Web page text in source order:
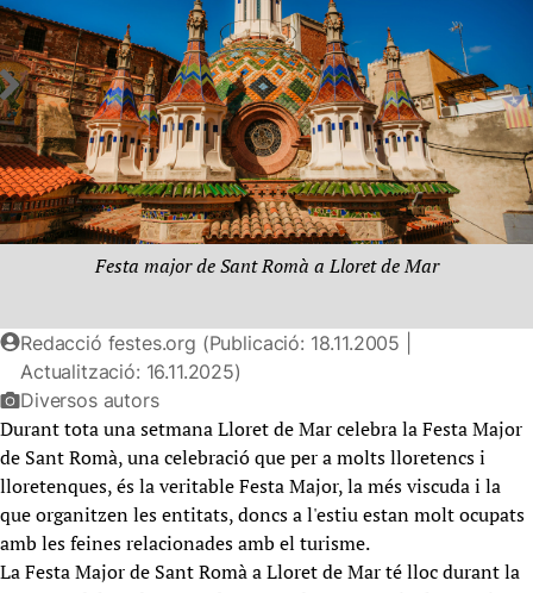
Festa major de Sant Romà a Lloret de Mar
Redacció festes.org (Publicació: 18.11.2005 |
Actualització: 16.11.2025)
Diversos autors
Durant tota una setmana Lloret de Mar celebra la Festa Major
de Sant Romà, una celebració que per a molts lloretencs i
lloretenques, és la veritable Festa Major, la més viscuda i la
que organitzen les entitats, doncs a l'estiu estan molt ocupats
amb les feines relacionades amb el turisme.
La Festa Major de Sant Romà a Lloret de Mar té lloc durant la